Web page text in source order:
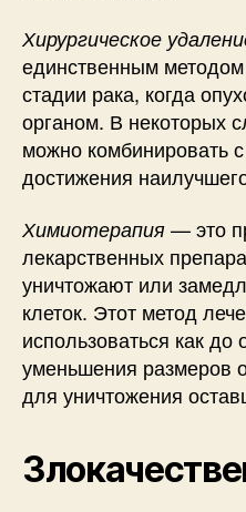
Хирургическое
единственным
стадии рака, когда
органом. В некоторых
можно комбинировать
достижения
Химиотерапия — это
лекарственных
уничтожают или
клеток. Этот метод
использоваться как до
уменьшения размеров
для уничтожения